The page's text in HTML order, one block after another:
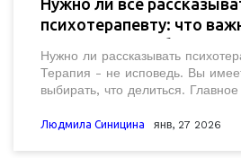
Нужно ли все
психотерапевту: что
Нужно ли рассказывать
Терапия - не исповедь. Вы
выбирать, что делиться.
Людмила Синицина янв, 27 2026